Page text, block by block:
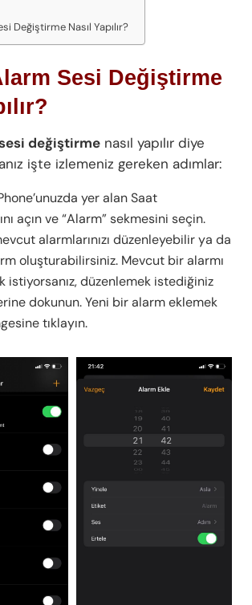
Değiştirme Nasıl Yapılır?
Sesi Değiştirme
değiştirme nasıl yapılır diye
işte izlemeniz gereken adımlar:
yer alan Saat
açın ve “Alarm” sekmesini seçin.
alarmlarınızı düzenleyebilir ya da
oluşturabilirsiniz. Mevcut bir alarmı
istiyorsanız, düzenlemek istediğiniz
dokunun. Yeni bir alarm eklemek
tıklayın.